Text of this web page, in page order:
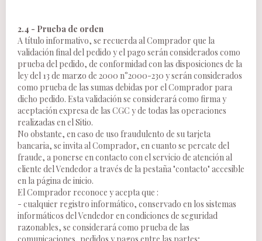
2.4 - Prueba de orden
A título informativo, se recuerda al Comprador que la
validación final del pedido y el pago serán considerados como
prueba del pedido, de conformidad con las disposiciones de la
ley del 13 de marzo de 2000 n°2000-230 y serán considerados
como prueba de las sumas debidas por el Comprador para
dicho pedido. Esta validación se considerará como firma y
aceptación expresa de las CGC y de todas las operaciones
realizadas en el Sitio.
No obstante, en caso de uso fraudulento de su tarjeta
bancaria, se invita al Comprador, en cuanto se percate del
fraude, a ponerse en contacto con el servicio de atención al
cliente del Vendedor a través de la pestaña "contacto" accesible
en la página de inicio.
El Comprador reconoce y acepta que :
- cualquier registro informático, conservado en los sistemas
informáticos del Vendedor en condiciones de seguridad
razonables, se considerará como prueba de las